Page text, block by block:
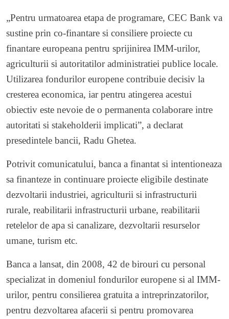
„Pentru urmatoarea etapa de programare, CEC Bank va
sustine prin co-finantare si consiliere proiecte cu
finantare europeana pentru sprijinirea IMM-urilor,
agriculturii si autoritatilor administratiei publice locale.
Utilizarea fondurilor europene contribuie decisiv la
cresterea economica, iar pentru atingerea acestui
obiectiv este nevoie de o permanenta colaborare intre
autoritati si stakeholderii implicati”, a declarat
presedintele bancii, Radu Ghetea.
Potrivit comunicatului, banca a finantat si intentioneaza
sa finanteze in continuare proiecte eligibile destinate
dezvoltarii industriei, agriculturii si infrastructurii
rurale, reabilitarii infrastructurii urbane, reabilitarii
retelelor de apa si canalizare, dezvoltarii resurselor
umane, turism etc.
Banca a lansat, din 2008, 42 de birouri cu personal
specializat in domeniul fondurilor europene si al IMM-
urilor, pentru consilierea gratuita a intreprinzatorilor,
pentru dezvoltarea afacerii si pentru promovarea